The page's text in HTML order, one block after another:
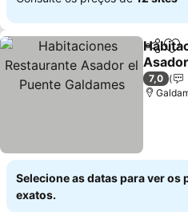
7,0
Selecione as datas para ver os
exatos.